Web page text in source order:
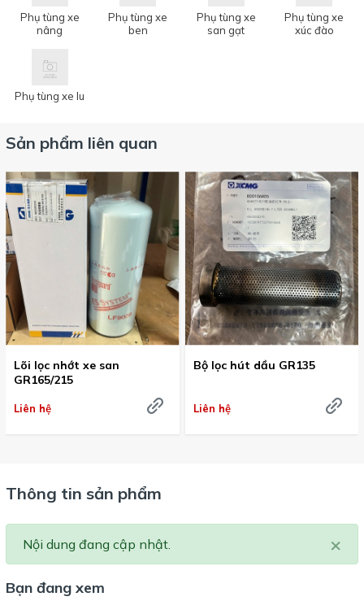
Phụ tùng xe
nâng
Phụ tùng xe
ben
Phụ tùng xe
san gạt
Phụ tùng xe
xúc đào
Phụ tùng xe lu
Sản phẩm liên quan
Lõi lọc nhớt xe san
GR165/215
Liên hệ
Bộ lọc hút dầu GR135
Liên hệ
Thông tin sản phẩm
×
Nội dung đang cập nhật.
Bạn đang xem